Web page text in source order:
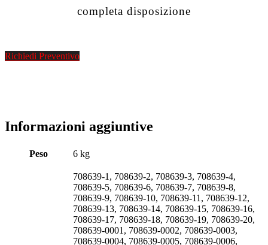
completa disposizione
Richiedi Preventivo
Informazioni aggiuntive
Peso 6 kg
708639-1, 708639-2, 708639-3, 708639-4,
708639-5, 708639-6, 708639-7, 708639-8,
708639-9, 708639-10, 708639-11, 708639-12,
708639-13, 708639-14, 708639-15, 708639-16,
708639-17, 708639-18, 708639-19, 708639-20,
708639-0001, 708639-0002, 708639-0003,
708639-0004, 708639-0005, 708639-0006,